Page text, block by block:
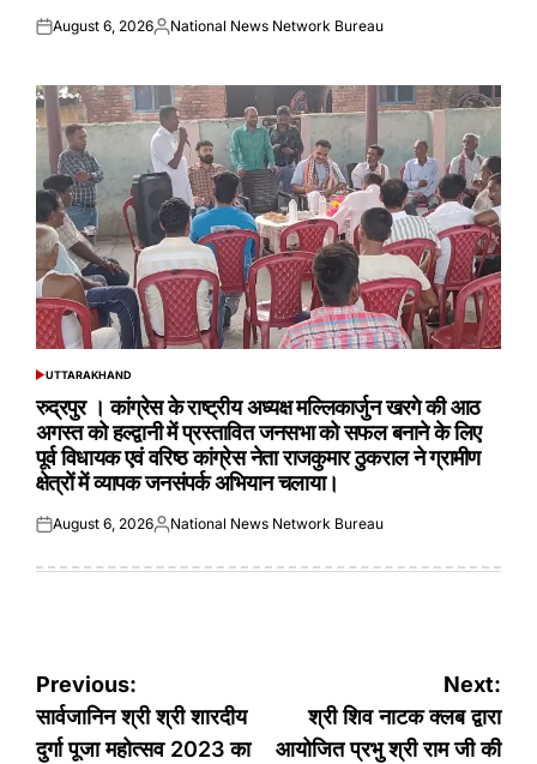
Posted
August 6, 2026Posted
National News Network Bureau
POSTED
UTTARAKHAND
रुद्रपुर । कांग्रेस के राष्ट्रीय अध्यक्ष मल्लिकार्जुन खरगे की आठ
अगस्त को हल्द्वानी में प्रस्तावित जनसभा को सफल बनाने के लिए
पूर्व विधायक एवं वरिष्ठ कांग्रेस नेता राजकुमार ठुकराल ने ग्रामीण
क्षेत्रों में व्यापक जनसंपर्क अभियान चलाया।
Posted
August 6, 2026Posted
National News Network Bureau
Post
navigation
Previous:
सार्वजानिन श्री श्री शारदीय
दुर्गा पूजा महोत्सव 2023 का
Next:
श्री शिव नाटक क्लब द्वारा
आयोजित प्रभु श्री राम जी की